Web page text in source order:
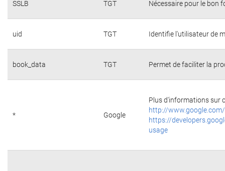
SSLB TGT Nécessaire pour le bon
uid TGT Identifie l'utilisateur de
book_data TGT Permet de faciliter la
* Google
Plus d'informations sur
http://
https://
usage